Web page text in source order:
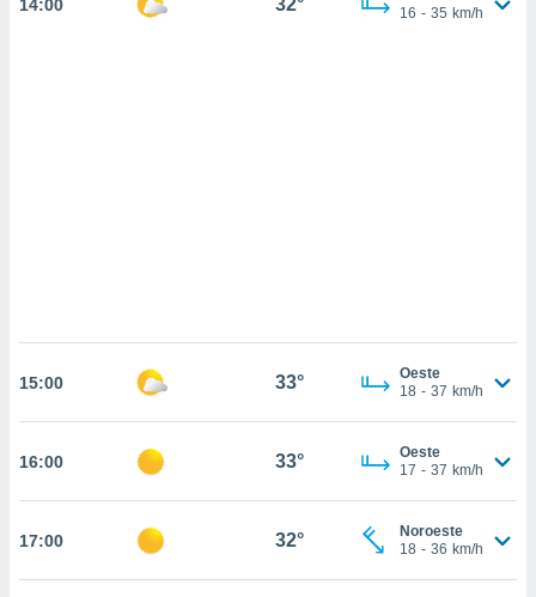
aceptar
de
14:00
16 - 35 km/h
15:00 33°
Oeste
18 - 37 km/h
16:00 33°
Oeste
17 - 37 km/h
17:00 32°
Noroeste
18 - 36 km/h